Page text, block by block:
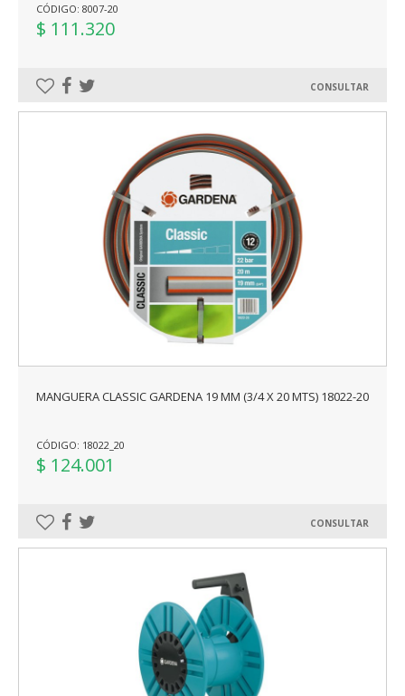
CÓDIGO: 8007-20
$ 111.320
CONSULTAR
MANGUERA CLASSIC GARDENA 19 MM (3/4 X 20 MTS) 18022-20
CÓDIGO: 18022_20
$ 124.001
CONSULTAR